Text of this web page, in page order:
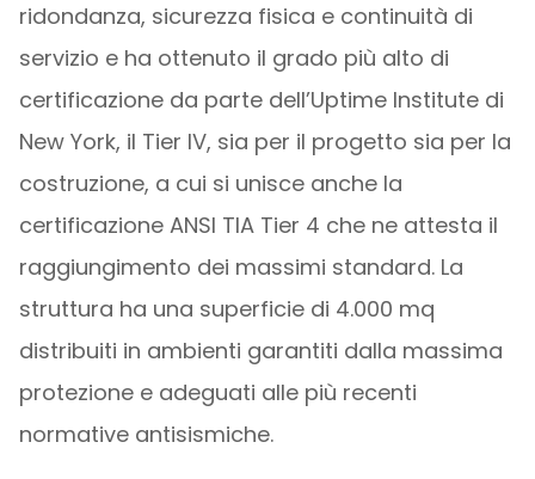
ridondanza, sicurezza fisica e continuità di
servizio e ha ottenuto il grado più alto di
certificazione da parte dell’Uptime Institute di
New York, il Tier IV, sia per il progetto sia per la
costruzione, a cui si unisce anche la
certificazione ANSI TIA Tier 4 che ne attesta il
raggiungimento dei massimi standard. La
struttura ha una superficie di 4.000 mq
distribuiti in ambienti garantiti dalla massima
protezione e adeguati alle più recenti
normative antisismiche.